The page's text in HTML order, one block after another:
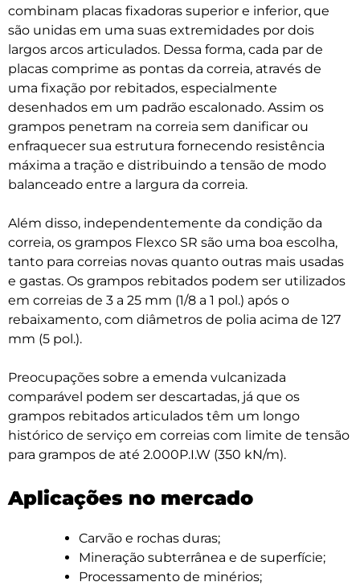
combinam placas fixadoras superior e inferior, que
são unidas em uma suas extremidades por dois
largos arcos articulados. Dessa forma, cada par de
placas comprime as pontas da correia, através de
uma fixação por rebitados, especialmente
desenhados em um padrão escalonado. Assim os
grampos penetram na correia sem danificar ou
enfraquecer sua estrutura fornecendo resistência
máxima a tração e distribuindo a tensão de modo
balanceado entre a largura da correia.
Além disso, independentemente da condição da
correia, os grampos Flexco SR são uma boa escolha,
tanto para correias novas quanto outras mais usadas
e gastas. Os grampos rebitados podem ser utilizados
em correias de 3 a 25 mm (1/8 a 1 pol.) após o
rebaixamento, com diâmetros de polia acima de 127
mm (5 pol.).
Preocupações sobre a emenda vulcanizada
comparável podem ser descartadas, já que os
grampos rebitados articulados têm um longo
histórico de serviço em correias com limite de tensão
para grampos de até 2.000P.I.W (350 kN/m).
Aplicações no mercado
Carvão e rochas duras;
Mineração subterrânea e de superfície;
Processamento de minérios;